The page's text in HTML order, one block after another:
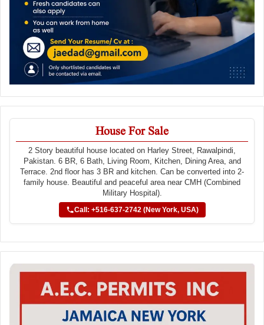
House For Sale
2 Story beautiful house located on Harley Street, Rawalpindi,
Pakistan. 6 BR, 6 Bath, Living Room, Kitchen, Dining Area, and
Terrace. 2nd floor has 3 BR and kitchen. Can be converted into 2-
family house. Beautiful and peaceful area near CMH (Combined
Military Hospital).
Call: +516-637-2742 (New York, USA)